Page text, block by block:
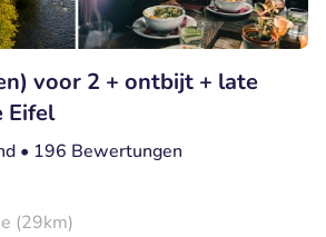
voor 2 + ontbijt + late
Eifel
• 196 Bewertungen
(29km)